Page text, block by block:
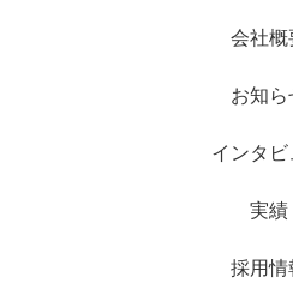
会社概
お知ら
インタビ
実績
採用情